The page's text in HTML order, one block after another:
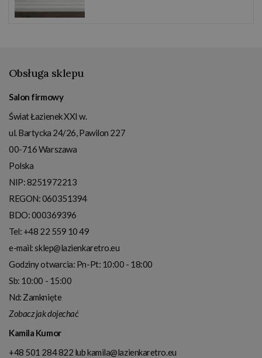
Obsługa sklepu
Salon firmowy
Świat Łazienek XXI w.
ul. Bartycka 24/26, Pawilon 227
00-716Warszawa
Polska
NIP:8251972213
REGON: 060351394
BDO: 000369396
Tel: +48 22 559 10 49
e-mail:sklep@lazienkaretro.eu
Godziny otwarcia: Pn-Pt: 10:00 - 18:00
Sb: 10:00 - 15:00
Nd: Zamknięte
Zobacz jak dojechać
Kamila Kumor
+48 501 284 822 lubkamila@lazienkaretro.eu